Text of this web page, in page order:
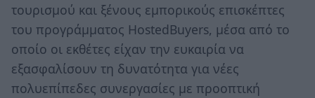
τουρισμού και ξένους εμπορικούς επισκέπτες
του προγράμματος HostedBuyers, μέσα από το
οποίο οι εκθέτες είχαν την ευκαιρία να
εξασφαλίσουν τη δυνατότητα για νέες
πολυεπίπεδες συνεργασίες με προοπτική